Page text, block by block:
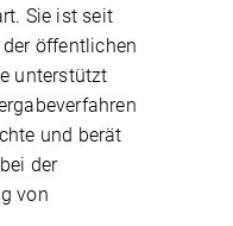
Sie ist seit
öffentlichen
unterstützt
und berät
der
von